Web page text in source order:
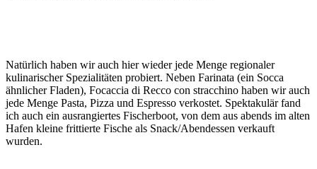
Natürlich haben wir auch hier wieder jede Menge regionaler
kulinarischer Spezialitäten probiert. Neben Farinata (ein Socca
ähnlicher Fladen), Focaccia di Recco con stracchino haben wir auch
jede Menge Pasta, Pizza und Espresso verkostet. Spektakulär fand
ich auch ein ausrangiertes Fischerboot, von dem aus abends im alten
Hafen kleine frittierte Fische als Snack/Abendessen verkauft
wurden.